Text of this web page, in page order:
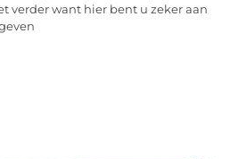
verder want hier bent u zeker aan